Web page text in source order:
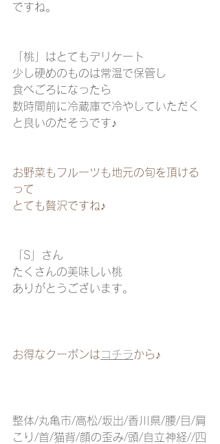
ですね。
「桃」はとてもデリケート
少し硬めのものは常温で保管し
食べごろになったら
数時間前に冷蔵庫で冷やしていただく
と良いのだそうです♪
お野菜もフルーツも地元の旬を頂ける
って
とても贅沢ですね♪
「S」さん
たくさんの美味しい桃
ありがとうございます。
お得なクーポンはコチラから♪
整体/丸亀市/高松/坂出/香川県/腰/目/肩
こり/首/猫背/顔の歪み/頭/自立神経//四